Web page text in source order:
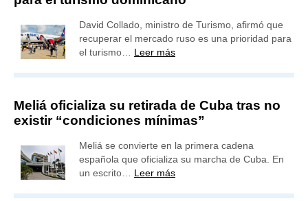
David Collado, ministro de Turismo, afirmó que
recuperar el mercado ruso es una prioridad para
el turismo… Leer más
Meliá oficializa su retirada de Cuba tras no
existir “condiciones mínimas”
Meliá se convierte en la primera cadena
española que oficializa su marcha de Cuba. En
un escrito… Leer más